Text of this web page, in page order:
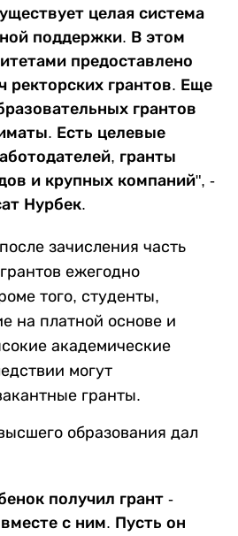
целая система
поддержки. В этом
предоставлено
ректорских грантов. Еще
грантов
Есть целевые
гранты
и крупных компаний", -
Нурбек.
зачисления часть
ежегодно
того, студенты,
на платной основе и
академические
могут
гранты.
образования дал
получил грант -
с ним. Пусть он